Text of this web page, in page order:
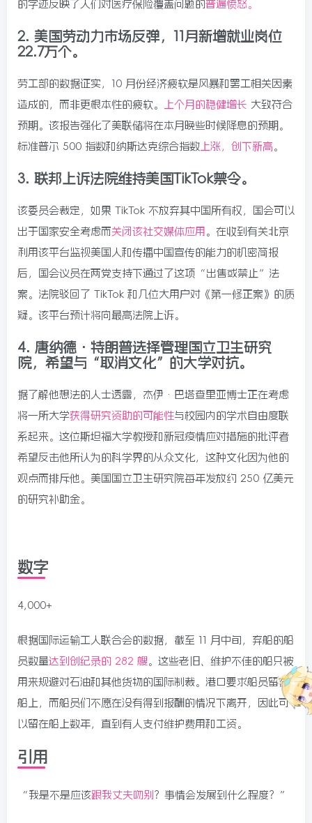
的字迹反映了人们对医疗保险覆盖问题的普遍愤怒。
2. 美国劳动力市场反弹，11月新​​增就业岗位
22.7万个。
劳工部的数据证实，10 月份经济疲软是风暴和罢工相关因素
造成的，而非更根本性的疲软。
上个月的稳健增长 大致符合
预期。该报告强化了美联储将在本月晚些时候降息的预期。
标准普尔 500 指数和纳斯达克综合指数 上涨，创下新高 。
3. 联邦上诉法院维持美国TikTok禁令。
该委员会裁定，如果 TikTok 不放弃其中国所有权，国会可以
出于国家安全考虑而关闭该社交媒体应用 。在收到有关北京
利用该平台监视美国人和传播中国宣传的能力的机密简报
后，国会议员在两党支持下通过了这项“出售或禁止”法
案。法院驳回了 TikTok 和几位大用户对《第一修正案》的质
疑。该平台预计将向最高法院上诉。
4. 唐纳德·特朗普选择管理国立卫生研究
院，希望与“取消文化”的大学对抗。
据了解他想法的人士透露，杰伊·巴塔查里亚博士正在考虑
将一所大学获得研究资助的可能性与校园内的学术自由度联
系起来。这位斯坦福大学教授和新冠疫情应对措施的批评者
希望反击他所认为的科学界的从众文化，这种文化因为他的
观点而排斥他。美国国立卫生研究院每年发放约 250 亿美元
的研究补助金。
数字
4,000+
根据国际运输工人联合会的数据，截至 11 月中旬，弃船的船
员数量达到创纪录的 282 艘。这些老旧、维护不佳的船只被
用来规避对石油和其他货物的国际制裁。港口要求船员留在
船上，而船员们不愿在没有得到报酬的情况下离开，因此可
以留在船上数年，直到有人支付维护费用和工资。
引用
“我是不是应该跟我丈夫吻别 ？事情会发展到什么程度？”